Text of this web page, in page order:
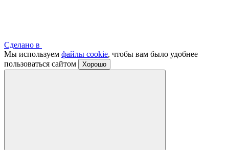
Сделано в
Мы используем файлы cookie, чтобы вам было удобнее
пользоваться сайтом
Хорошо